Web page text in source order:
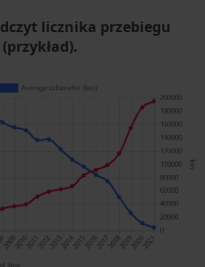
licznika przebiegu